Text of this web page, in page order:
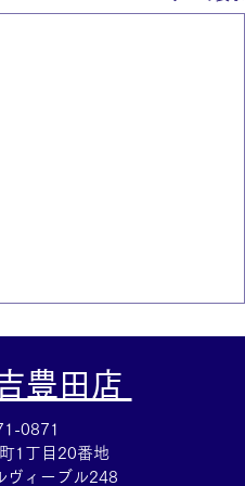
豊田店
0871
1丁目20番地
ヴィーブル248